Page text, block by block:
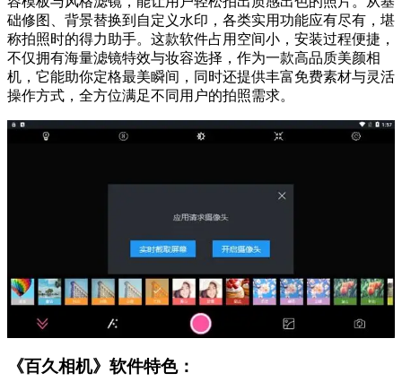
础修图、背景替换到自定义水印，各类实用功能应有尽有，堪
称拍照时的得力助手。这款软件占用空间小，安装过程便捷，
不仅拥有海量滤镜特效与妆容选择，作为一款高品质美颜相
机，它能助你定格最美瞬间，同时还提供丰富免费素材与灵活
操作方式，全方位满足不同用户的拍照需求。
《百久相机》软件特色：